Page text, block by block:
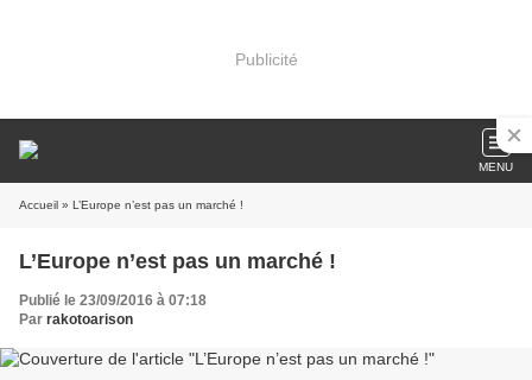
Publicité
MENU
Accueil » L’Europe n’est pas un marché !
L’Europe n’est pas un marché !
Publié le 23/09/2016 à 07:18
Par rakotoarison